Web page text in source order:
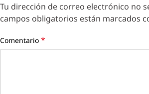
Tu dirección de correo electrónico no
campos obligatorios están marcados
Comentario *